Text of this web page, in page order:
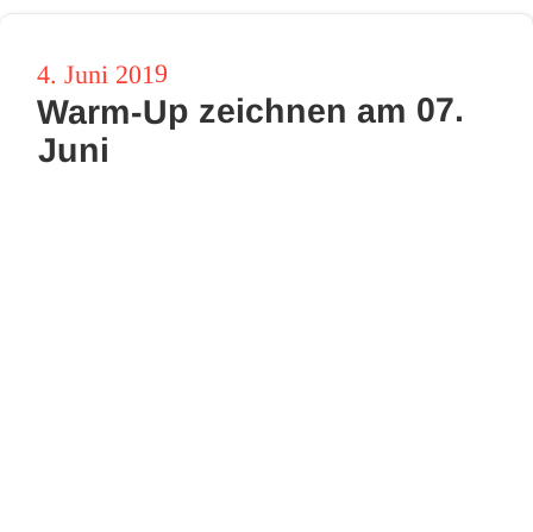
Veröffentlicht
am
4. Juni 2019
Warm-Up zeichnen am 07.
Juni